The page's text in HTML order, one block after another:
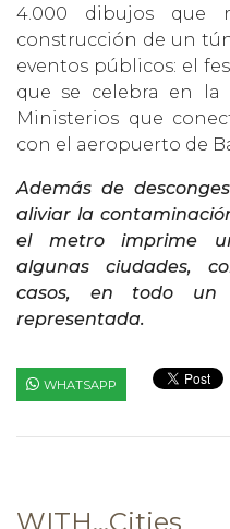
4.000 dibujos que
construcción de un
eventos públicos: el
que se celebra en la
Ministerios que
con el aeropuerto de
Además de
aliviar la
el metro imprime
algunas ciudades,
casos, en todo un
representada.
WHATSAPP
WITH...Cities